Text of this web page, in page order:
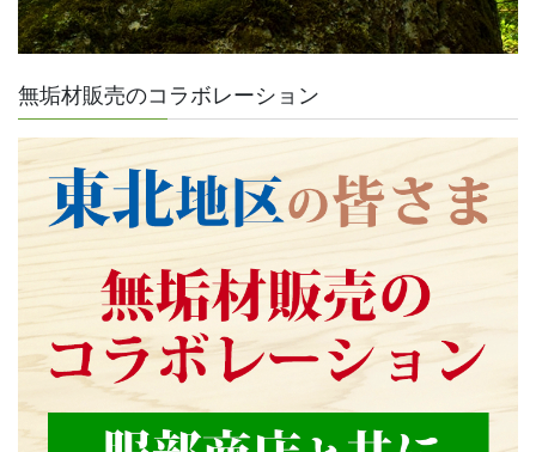
無垢材販売のコラボレーション